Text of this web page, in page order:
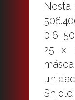
0,6;
25 x